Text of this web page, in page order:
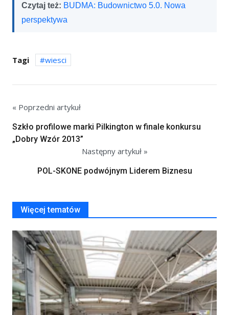
Czytaj też: BUDMA: Budownictwo 5.0. Nowa
perspektywa
Tagi wiesci
« Poprzedni artykuł
Szkło profilowe marki Pilkington w finale konkursu
„Dobry Wzór 2013”
Następny artykuł »
POL-SKONE podwójnym Liderem Biznesu
Więcej tematów